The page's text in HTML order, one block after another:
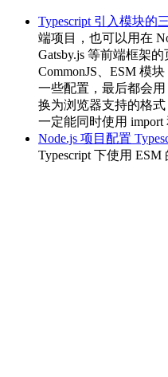
Typescript 引入模块的
端项目，也可以用在
Gatsby.js 等前端框架
CommonJS、ESM 模
一些配置，最后都会用
换为浏览器支持的格
一定能同时使用 import
Node.js 项目配置
Typescript 下使用 ESM